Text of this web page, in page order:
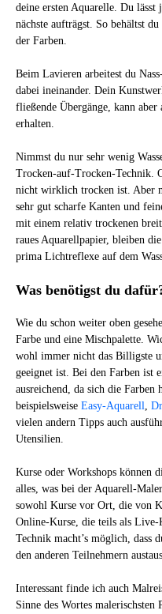
deine ersten Aquarelle. Du
nächste aufträgst. So behältst
der Farben.
Beim Lavieren arbeitest du
dabei ineinander. Dein
fließende Übergänge, kann
erhalten.
Nimmst du nur sehr wenig
Trocken-auf-Trocken-Technik.
nicht wirklich trocken ist. Aber
sehr gut scharfe Kanten und
mit einem relativ trockenen
raues Aquarellpapier, bleiben
prima Lichtreflexe auf dem
Was benötigst du
Wie du schon weiter oben
Farbe und eine Mischpalette.
wohl immer nicht das Billigste
geeignet ist. Bei den Farben ist
ausreichend, da sich die Farben
beispielsweise Easy-Aquarell
vielen andern Tipps auch
Utensilien.
Kurse oder Workshops können
alles, was bei der Aquarell-
sowohl Kurse vor Ort, die von
Online-Kurse, die teils als Live-
Technik macht’s möglich, dass
den anderen Teilnehmern
Interessant finde ich auch
Sinne des Wortes